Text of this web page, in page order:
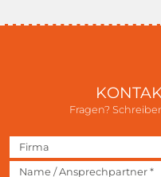
Fragen?